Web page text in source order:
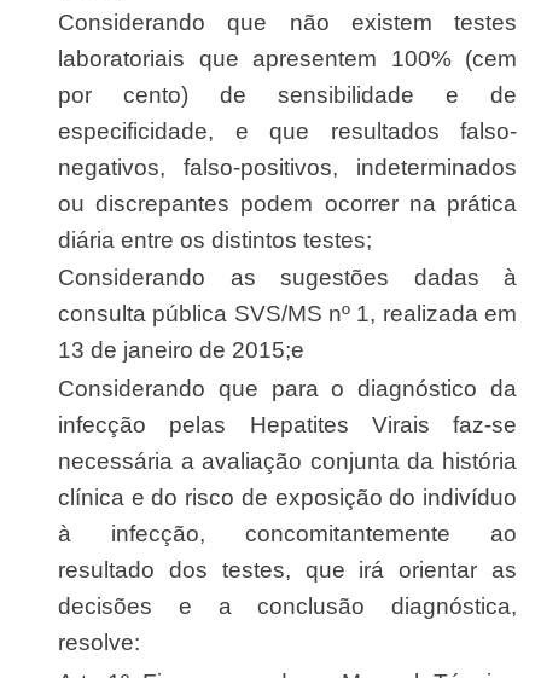
Considerando que não existem testes
laboratoriais que apresentem 100% (cem
por cento) de sensibilidade e de
especificidade, e que resultados falso-
negativos, falso-positivos, indeterminados
ou discrepantes podem ocorrer na prática
diária entre os distintos testes;
Considerando as sugestões dadas à
consulta pública SVS/MS nº 1, realizada em
13 de janeiro de 2015;e
Considerando que para o diagnóstico da
infecção pelas Hepatites Virais faz-se
necessária a avaliação conjunta da história
clínica e do risco de exposição do indivíduo
à infecção, concomitantemente ao
resultado dos testes, que irá orientar as
decisões e a conclusão diagnóstica,
resolve: